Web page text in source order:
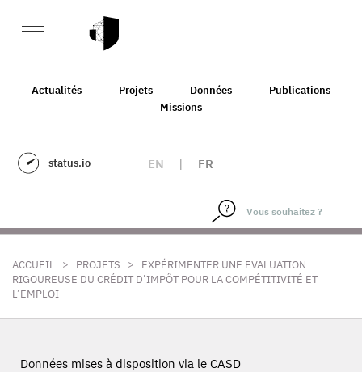
Actualités Projets Données
Publications
Missions
status.io EN | FR
ACCUEIL > PROJETS >
EXPÉRIMENTER UNE EVALUATION
RIGOUREUSE DU CRÉDIT D’IMPÔT POUR LA COMPÉTITIVITÉ ET
L’EMPLOI
Données mises à disposition via le CASD